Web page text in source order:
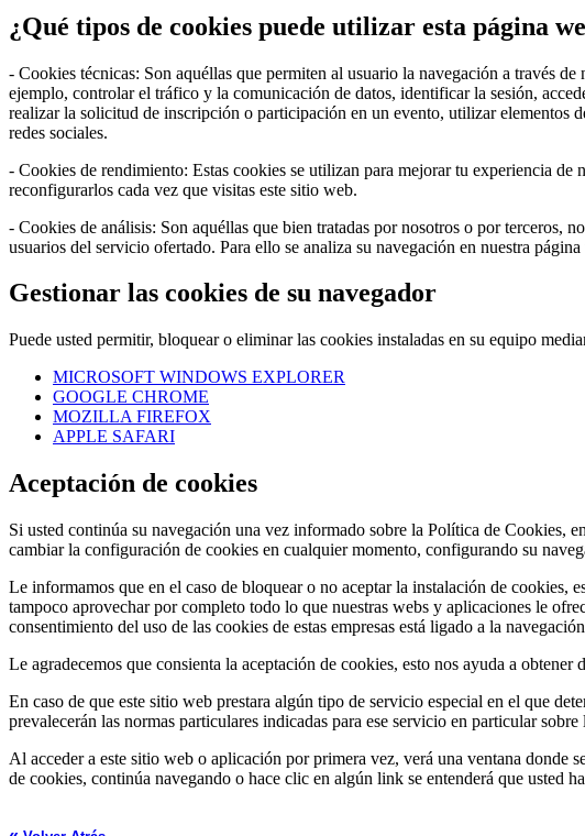
¿Qué tipos de cookies puede utilizar esta página
- Cookies técnicas: Son aquéllas que permiten al usuario la navegación a través
ejemplo, controlar el tráfico y la comunicación de datos, identificar la sesión,
realizar la solicitud de inscripción o participación en un evento, utilizar elementos
redes sociales.
- Cookies de rendimiento: Estas cookies se utilizan para mejorar tu experiencia
reconfigurarlos cada vez que visitas este sitio web.
- Cookies de análisis: Son aquéllas que bien tratadas por nosotros o por terceros,
usuarios del servicio ofertado. Para ello se analiza su navegación en nuestra
Gestionar las cookies de su navegador
Puede usted permitir, bloquear o eliminar las cookies instaladas en su equipo
MICROSOFT WINDOWS EXPLORER
GOOGLE CHROME
MOZILLA FIREFOX
APPLE SAFARI
Aceptación de cookies
Si usted continúa su navegación una vez informado sobre la Política de Cookies,
cambiar la configuración de cookies en cualquier momento, configurando su
Le informamos que en el caso de bloquear o no aceptar la instalación de cookies,
tampoco aprovechar por completo todo lo que nuestras webs y aplicaciones le
consentimiento del uso de las cookies de estas empresas está ligado a la
Le agradecemos que consienta la aceptación de cookies, esto nos ayuda a
En caso de que este sitio web prestara algún tipo de servicio especial en el que
prevalecerán las normas particulares indicadas para ese servicio en particular sobre
Al acceder a este sitio web o aplicación por primera vez, verá una ventana donde
de cookies, continúa navegando o hace clic en algún link se entenderá que usted